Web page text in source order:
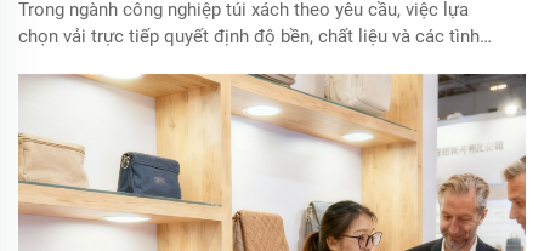
Trong ngành công nghiệp túi xách theo yêu cầu, việc lựa
chọn vải trực tiếp quyết định độ bền, chất liệu và các tình
canvas và vải PU, với tư cách là ba loại vật liệu chủ đạo,
thường khiến các thương hiệu rơi vào tình thế khó khăn khi
phải lựa chọn...